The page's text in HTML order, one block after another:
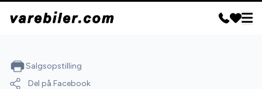
Salgsopstilling
Del på Facebook